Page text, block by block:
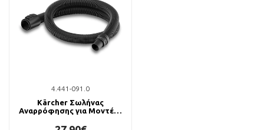
4.441-091.0
Kärcher Σωλήνας
Αναρρόφησης για Μοντέλα